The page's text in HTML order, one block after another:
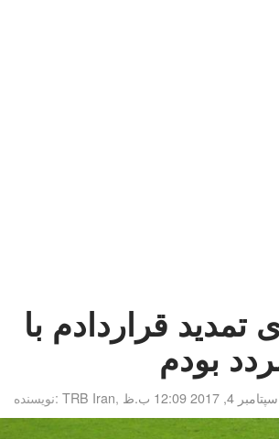
تمدید قراردادم با
بودم
نویسنده:TRB Iran, سپتامبر 4, 2017 12:09 ب.ظ